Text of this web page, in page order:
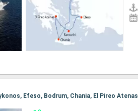
Efeso, Bodrum, Chania, El Pireo Atenas